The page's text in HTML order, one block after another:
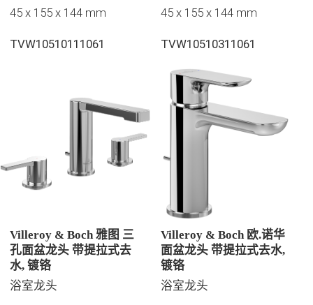
45 x 155 x 144 mm
TVW10510111061
45 x 155 x 144 mm
TVW10510311061
Villeroy & Boch 雅图 三
孔面盆龙头 带提拉式去
水, 镀铬
浴室龙头
Villeroy & Boch 欧.诺华
面盆龙头 带提拉式去水,
镀铬
浴室龙头